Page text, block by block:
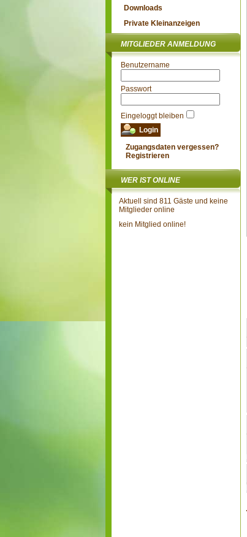
Downloads
Private Kleinanzeigen
MITGLIEDER ANMELDUNG
Benutzername
Passwort
Eingeloggt bleiben
Zugangsdaten vergessen?
Registrieren
WER IST ONLINE
Aktuell sind 811 Gäste und keine
Mitglieder online
kein Mitglied online!